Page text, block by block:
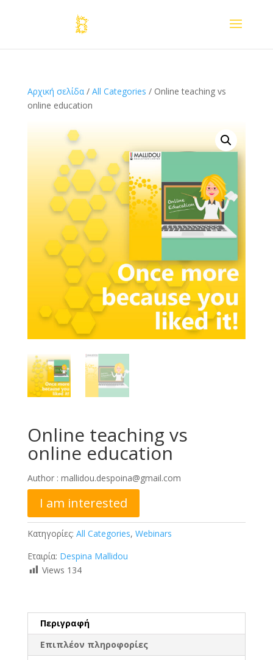
Αρχική σελίδα/ All Categories / Online teaching vs
online education
Online teaching vs
online education
Author : mallidou.despoina@gmail.com
I am interested
Κατηγορίες: All Categories, Webinars
Εταιρία: Despina Mallidou
Views 134
Περιγραφή
Επιπλέον πληροφορίες